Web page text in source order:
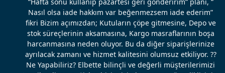
Nasıl olsa iade hakkım var beğenmezsem iade ederim”
fikri Bizim açımızdan; Kutuların çöpe gitmesine, Depo ve
stok süreçlerinin aksamasına, Kargo masraflarının boşa
harcanmasına neden oluyor. Bu da diğer siparişlerinize
ayrılacak zamanı ve hizmet kalitesini olumsuz etkiliyor. ??
Ne Yapabiliriz? Elbette bilinçli ve değerli müşterilerimizi